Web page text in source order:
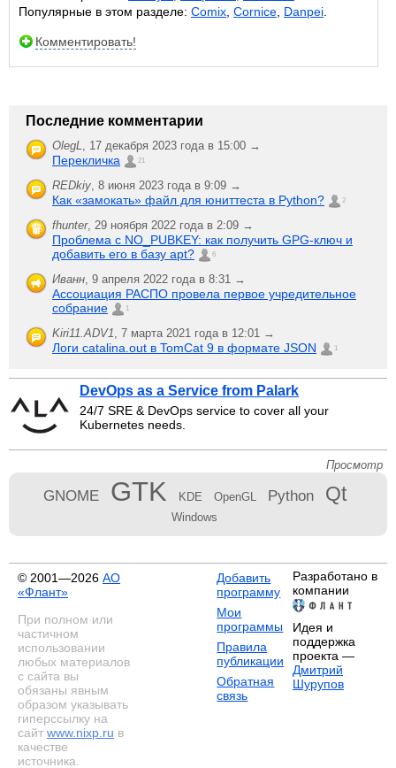
Популярные в этом разделе: Comix Cornice Danpei
Комментировать!
Последние комментарии
OlegL, 17 декабря 2023 года в 15:00 →
Перекличка 21
REDkiy, 8 июня 2023 года в 9:09 →
Как «замокать» файл для юниттеста в Python? 2
fhunter, 29 ноября 2022 года в 2:09 →
Проблема с NO_PUBKEY: как получить GPG-ключ и
добавить его в базу apt?
6
Иванн, 9 апреля 2022 года в 8:31 →
Ассоциация РАСПО провела первое учредительное
собрание
1
Kiri11.ADV1, 7 марта 2021 года в 12:01 →
Логи catalina.out в TomCat 9 в формате JSON 1
DevOps as a Service from Palark
24/7 SRE & DevOps service to cover all your
Kubernetes needs.
Просмотр
GNOME GTK KDE OpenGL Python Qt
Windows
© 2001—2026 АО
«Флант»
При полном или
частичном
использовании
любых материалов
с сайта вы
обязаны явным
образом указывать
гиперссылку на
сайт www.nixp.ru в
качестве
источника.
Добавить
программу
Мои
программы
Правила
публикации
Обратная
связь
Разработано в
компании
Идея и
поддержка
проекта —
Дмитрий
Шурупов